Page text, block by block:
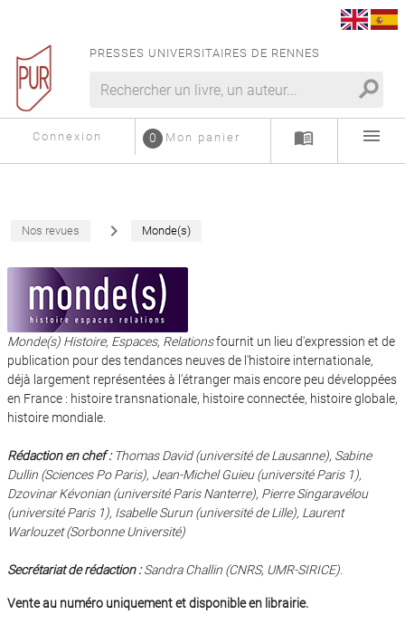
PRESSES UNIVERSITAIRES DE RENNES
search
Connexion Mon panier
0 menu_book menu
Nos revues navigate_next Monde(s)
Monde(s) Histoire, Espaces, Relationsfournit un lieu d'expression et de
publication pour des tendances neuves de l'histoire internationale,
déjà largement représentées à l'étranger mais encore peu développées
en France : histoire transnationale, histoire connectée, histoire globale,
histoire mondiale.
Rédaction en chef : Thomas David (université de Lausanne), Sabine
Dullin (Sciences Po Paris), Jean-Michel Guieu (université Paris 1),
Dzovinar Kévonian (université Paris Nanterre), Pierre Singaravélou
(université Paris 1), Isabelle Surun (université de Lille), Laurent
Warlouzet (Sorbonne Université)
Secrétariat de rédaction :Sandra Challin (CNRS, UMR-SIRICE).
Vente au numéro uniquement et disponible en librairie.